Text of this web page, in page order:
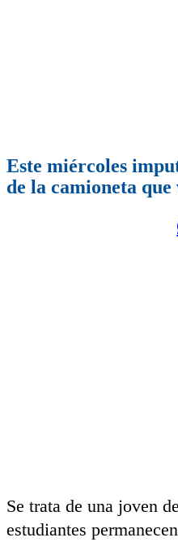
Este miércoles
de la camioneta
Se trata de una joven
estudiantes